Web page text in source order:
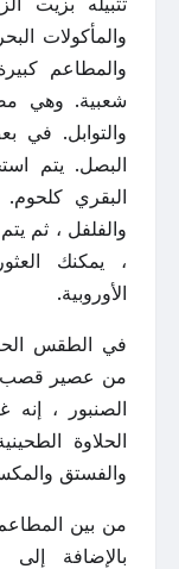
والمأكولات
والمطاعم
شعبية. وهي
والتوابل. في
البصل. يتم
البقري
والفلفل ، ثم
، يمكنك
الأوروبية.
في الطقس
من عصير قصب
الصنبور ،
الحلاوة
والفستق
من بين
بالإضافة إلى